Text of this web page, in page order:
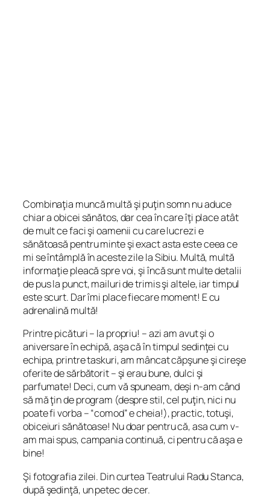
Combinaţia muncă multă şi puţin somn nu aduce
chiar a obicei sănătos, dar cea în care îţi place atât
de mult ce faci şi oamenii cu care lucrezi e
sănătoasă pentru minte şi exact asta este ceea ce
mi se întâmplă în aceste zile la Sibiu. Multă, multă
informaţie pleacă spre voi, şi încă sunt multe detalii
de pus la punct, mailuri de trimis şi altele, iar timpul
este scurt. Dar îmi place fiecare moment! E cu
adrenalină multă!
Printre picături – la propriu! – azi am avut şi o
aniversare în echipă, aşa că în timpul sedinţei cu
echipa, printre taskuri, am mâncat căpşune şi cireşe
oferite de sărbătorit – şi erau bune, dulci şi
parfumate! Deci, cum vă spuneam, deşi n-am când
să mă ţin de program (despre stil, cel puţin, nici nu
poate fi vorba – “comod” e cheia!), practic, totuşi,
obiceiuri sănătoase! Nu doar pentru că, asa cum v-
am mai spus, campania continuă, ci pentru că aşa e
bine!
Şi fotografia zilei. Din curtea Teatrului Radu Stanca,
după şedinţă, un petec de cer.